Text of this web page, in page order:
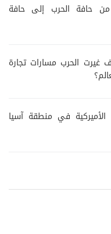
حافة الحرب إلى حافة
غيرت الحرب مسارات تجارة
الأميركية في منطقة آسيا